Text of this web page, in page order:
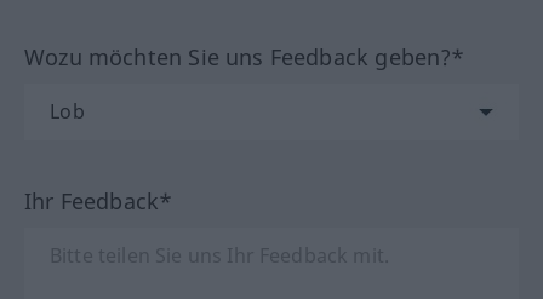
Wozu möchten Sie uns Feedback geben?*
Ihr Feedback*